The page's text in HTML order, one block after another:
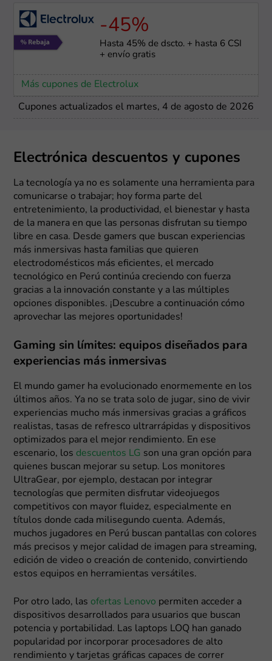
-45%
Hasta 45% de dscto. + hasta 6 CSI
+ envío gratis
Más cupones de Electrolux
Cupones actualizados el martes, 4 de agosto de 2026
Electrónica descuentos y cupones
La tecnología ya no es solamente una herramienta para
comunicarse o trabajar; hoy forma parte del
entretenimiento, la productividad, el bienestar y hasta
de la manera en que las personas disfrutan su tiempo
libre en casa. Desde gamers que buscan experiencias
más inmersivas hasta familias que quieren
electrodomésticos más eficientes, el mercado
tecnológico en Perú continúa creciendo con fuerza
gracias a la innovación constante y a las múltiples
opciones disponibles. ¡Descubre a continuación cómo
aprovechar las mejores oportunidades!
Gaming sin límites: equipos diseñados para
experiencias más inmersivas
El mundo gamer ha evolucionado enormemente en los
últimos años. Ya no se trata solo de jugar, sino de vivir
experiencias mucho más inmersivas gracias a gráficos
realistas, tasas de refresco ultrarrápidas y dispositivos
optimizados para el mejor rendimiento. En ese
escenario, los descuentos LG son una gran opción para
quienes buscan mejorar su setup. Los monitores
UltraGear, por ejemplo, destacan por integrar
tecnologías que permiten disfrutar videojuegos
competitivos con mayor fluidez, especialmente en
títulos donde cada milisegundo cuenta. Además,
muchos jugadores en Perú buscan pantallas con colores
más precisos y mejor calidad de imagen para streaming,
edición de video o creación de contenido, convirtiendo
estos equipos en herramientas versátiles.
Por otro lado, las ofertas Lenovo permiten acceder a
dispositivos desarrollados para usuarios que buscan
potencia y portabilidad. Las laptops LOQ han ganado
popularidad por incorporar procesadores de alto
rendimiento y tarjetas gráficas capaces de correr